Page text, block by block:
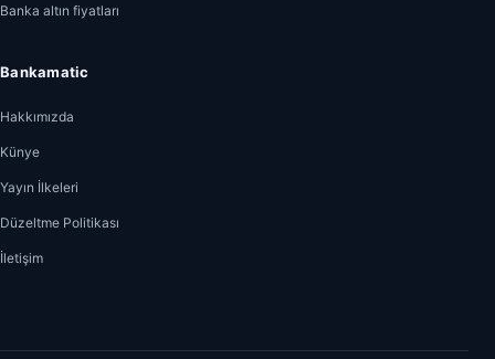
Banka altın fiyatları
Bankamatic
Hakkımızda
Künye
Yayın İlkeleri
Düzeltme Politikası
İletişim